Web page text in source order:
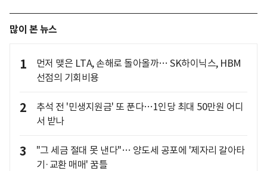
많이 본 뉴스
1
먼저 맺은 LTA, 손해로 돌아올까… SK하이닉스, HBM
선점의 기회비용
2
추석 전 '민생지원금' 또 푼다…1인당 최대 50만원 어디
서 받나
3
"그 세금 절대 못 낸다"… 양도세 공포에 '제자리 갈아타
기·교환 매매' 꿈틀